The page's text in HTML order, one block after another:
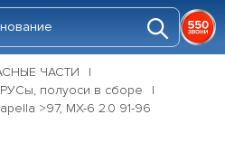
ЧАСТИ
полуоси в сборе
>97, MX-6 2.0 91-96